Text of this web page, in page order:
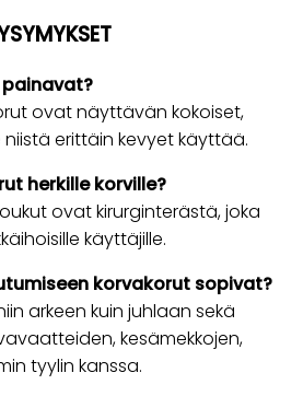
ovat näyttävän kokoiset,
erittäin kevyet käyttää.
herkille korville?
ovat kirurginterästä, joka
käyttäjille.
korvakorut sopivat?
arkeen kuin juhlaan sekä
kesämekkojen,
tyylin kanssa.